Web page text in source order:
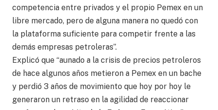
competencia entre privados y el propio Pemex en un
libre mercado, pero de alguna manera no quedó con
la plataforma suficiente para competir frente a las
demás empresas petroleras”.
Explicó que “aunado a la crisis de precios petroleros
de hace algunos años metieron a Pemex en un bache
y perdió 3 años de movimiento que hoy por hoy le
generaron un retraso en la agilidad de reaccionar